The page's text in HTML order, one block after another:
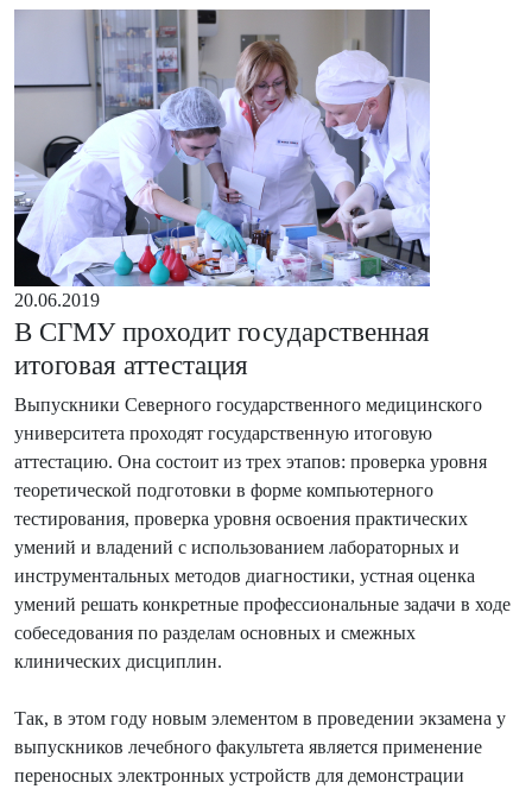
20.06.2019
В СГМУ проходит государственная
итоговая аттестация
Выпускники Северного государственного медицинского
университета проходят государственную итоговую
аттестацию. Она состоит из трех этапов: проверка уровня
теоретической подготовки в форме компьютерного
тестирования, проверка уровня освоения практических
умений и владений с использованием лабораторных и
инструментальных методов диагностики, устная оценка
умений решать конкретные профессиональные задачи в ходе
собеседования по разделам основных и смежных
клинических дисциплин.
Так, в этом году новым элементом в проведении экзамена у
выпускников лечебного факультета является применение
переносных электронных устройств для демонстрации